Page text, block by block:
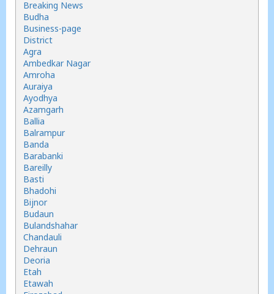
Breaking News
Budha
Business-page
District
Agra
Ambedkar Nagar
Amroha
Auraiya
Ayodhya
Azamgarh
Ballia
Balrampur
Banda
Barabanki
Bareilly
Basti
Bhadohi
Bijnor
Budaun
Bulandshahar
Chandauli
Dehraun
Deoria
Etah
Etawah